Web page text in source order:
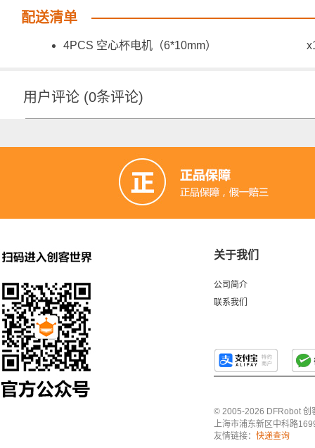
配送清单
4PCS 空心杯电机（6*10mm）
用户评论 (0条评论)
关于我们
公司简介
联系我们
© 2005-2026 DFRobot 创
上海市浦东新区中科路
友情链接： 快递查询